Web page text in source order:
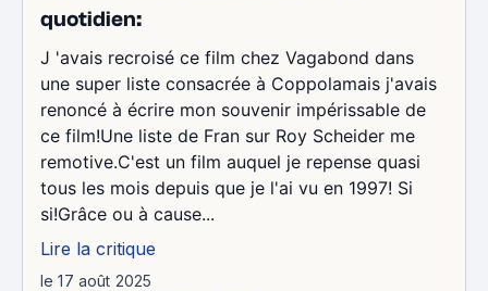
quotidien:
J 'avais recroisé ce film chez Vagabond dans
une super liste consacrée à Coppolamais j'avais
renoncé à écrire mon souvenir impérissable de
ce film!Une liste de Fran sur Roy Scheider me
remotive.C'est un film auquel je repense quasi
tous les mois depuis que je l'ai vu en 1997! Si
si!Grâce ou à cause...
Lire la critique
le 17 août 2025